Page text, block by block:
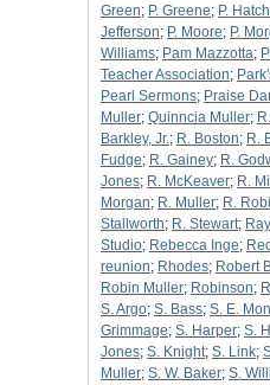
Green; P. Greene; P.
Jefferson; P. Moore; P.
Williams; Pam Mazzotta;
Teacher Association;
Pearl Sermons; Praise
Muller; Quinncia Muller;
Barkley, Jr.; R. Boston; R.
Fudge; R. Gainey; R.
Jones; R. McKeaver; R.
Morgan; R. Muller; R.
Stallworth; R. Stewart;
Studio; Rebecca Inge;
reunion; Rhodes; Robert
Robin Muller; Robinson;
S. Argo; S. Bass; S. E.
Grimmage; S. Harper; S.
Jones; S. Knight; S. Link;
Muller; S. W. Baker; S.